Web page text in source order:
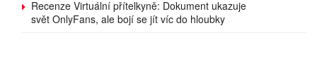
Recenze Virtuální přítelkyně: Dokument ukazuje
svět OnlyFans, ale bojí se jít víc do hloubky